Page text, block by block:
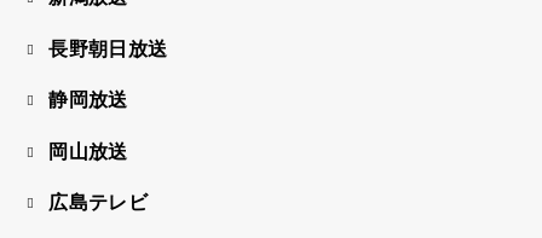
長野朝日放送
静岡放送
岡山放送
広島テレビ